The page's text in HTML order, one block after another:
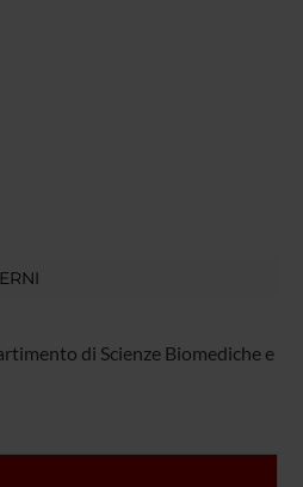
di Scienze Biomediche e